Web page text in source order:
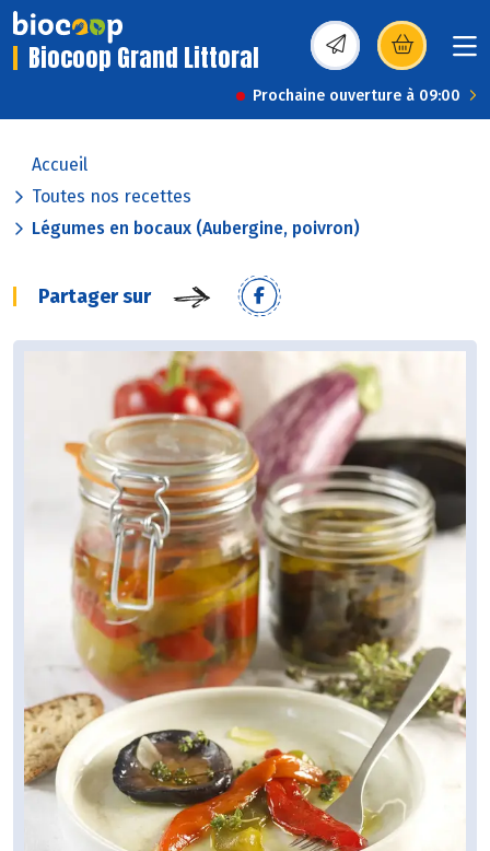
Biocoop Grand Littoral (s’ouvre dans une
Prochaine ouverture à 09:00
Accueil
Toutes nos recettes
Légumes en bocaux (Aubergine, poivron)
Partager sur